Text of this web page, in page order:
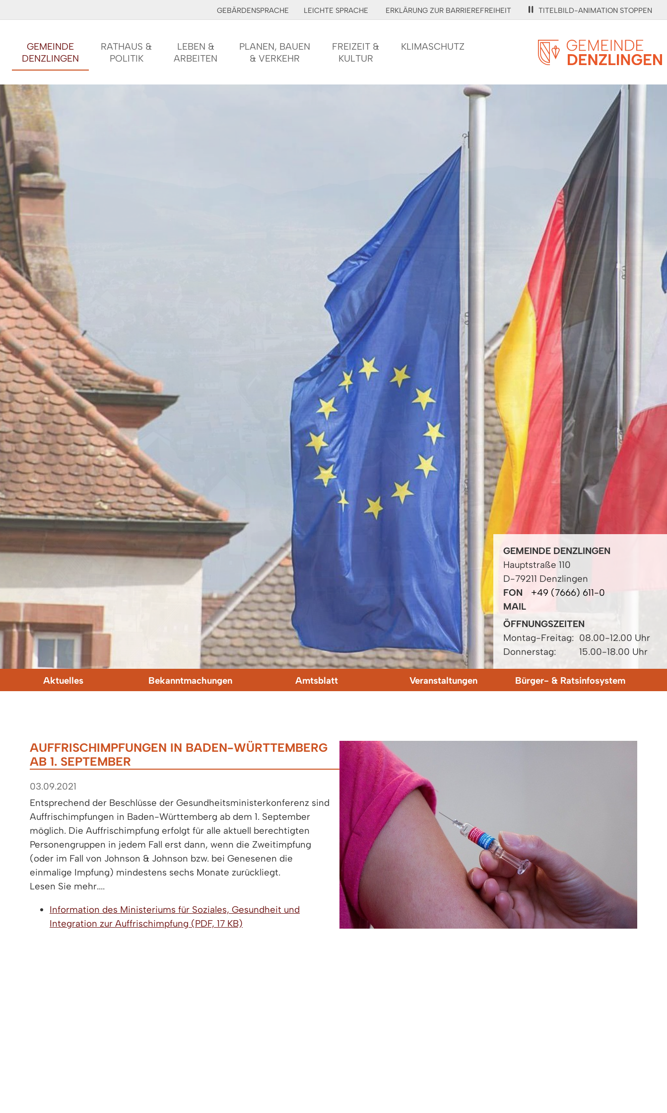
GEBÄRDENSPRACHE LEICHTE SPRACHE ERKLÄRUNG ZUR BARRIEREFREIHEIT TITELBILD-ANIMATION STOPPEN
GEMEINDE
DENZLINGEN
RATHAUS &
POLITIK
LEBEN &
ARBEITEN
PLANEN, BAUEN
& VERKEHR
FREIZEIT &
KULTUR
KLIMASCHUTZ
GEMEINDE DENZLINGEN
Hauptstraße 110
D-79211 Denzlingen
FON
+49 (7666) 611-0
MAIL
ÖFFNUNGSZEITEN
Montag-Freitag: 08.00-12.00 Uhr
Donnerstag:
15.00-18.00 Uhr
Aktuelles Bekanntmachungen Amtsblatt Veranstaltungen Bürger- & Ratsinfosystem
AUFFRISCHIMPFUNGEN IN BADEN-WÜRTTEMBERG
AB 1. SEPTEMBER
03.09.2021
Entsprechend der Beschlüsse der Gesundheitsministerkonferenz sind
Auffrischimpfungen in Baden-Württemberg ab dem 1. September
möglich. Die Auffrischimpfung erfolgt für alle aktuell berechtigten
Personengruppen in jedem Fall erst dann, wenn die Zweitimpfung
(oder im Fall von Johnson & Johnson bzw. bei Genesenen die
einmalige Impfung) mindestens sechs Monate zurückliegt.
Lesen Sie mehr....
Information des Ministeriums für Soziales, Gesundheit und
Integration zur Auffrischimpfung (PDF, 17 KB)